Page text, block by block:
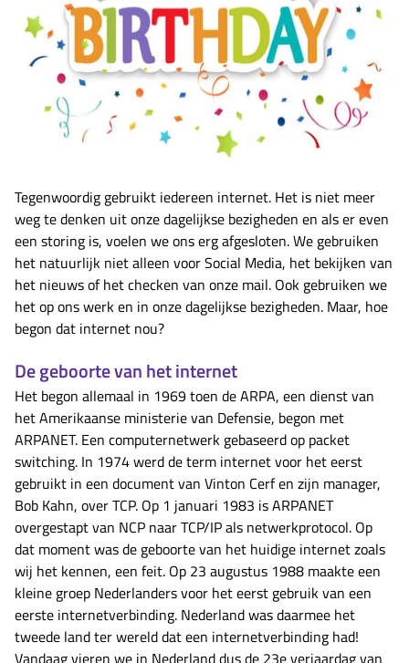
Tegenwoordig gebruikt iedereen internet. Het is niet meer
weg te denken uit onze dagelijkse bezigheden en als er even
een storing is, voelen we ons erg afgesloten. We gebruiken
het natuurlijk niet alleen voor Social Media, het bekijken van
het nieuws of het checken van onze mail. Ook gebruiken we
het op ons werk en in onze dagelijkse bezigheden. Maar, hoe
begon dat internet nou?
De geboorte van het internet
Het begon allemaal in 1969 toen de ARPA, een dienst van
het Amerikaanse ministerie van Defensie, begon met
ARPANET. Een computernetwerk gebaseerd op packet
switching. In 1974 werd de term internet voor het eerst
gebruikt in een document van Vinton Cerf en zijn manager,
Bob Kahn, over TCP. Op 1 januari 1983 is ARPANET
overgestapt van NCP naar TCP/IP als netwerkprotocol. Op
dat moment was de geboorte van het huidige internet zoals
wij het kennen, een feit. Op 23 augustus 1988 maakte een
kleine groep Nederlanders voor het eerst gebruik van een
eerste internetverbinding. Nederland was daarmee het
tweede land ter wereld dat een internetverbinding had!
Vandaag vieren we in Nederland dus de 23e verjaardag van